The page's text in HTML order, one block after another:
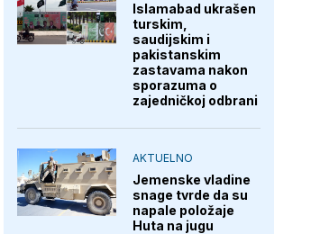
Islamabad ukrašen
turskim,
saudijskim i
pakistanskim
zastavama nakon
sporazuma o
zajedničkoj odbrani
AKTUELNO
Jemenske vladine
snage tvrde da su
napale položaje
Huta na jugu